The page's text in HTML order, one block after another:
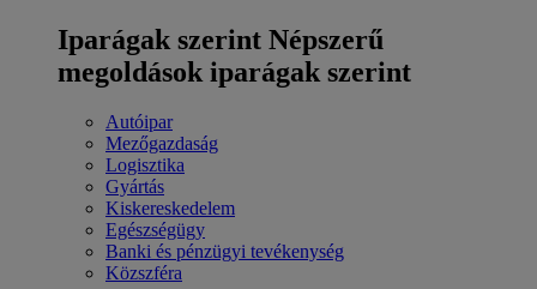
Iparágak szerint Népszerű
megoldások iparágak szerint
Autóipar
Mezőgazdaság
Logisztika
Gyártás
Kiskereskedelem
Egészségügy
Banki és pénzügyi tevékenység
Közszféra